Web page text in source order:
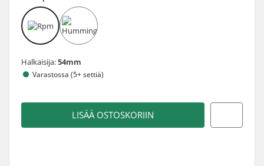
Halkaisija:54mm
Varastossa (5+ settiä)
LISÄÄ OSTOSKORIIN